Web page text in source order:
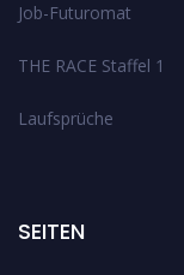
Job-Futuromat
THE RACE Staffel 1
Laufsprüche
SEITEN